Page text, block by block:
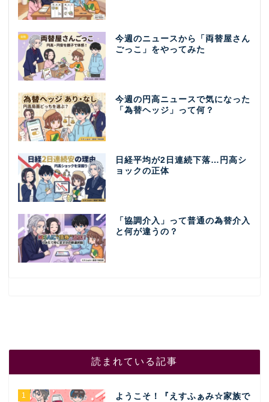
今週のニュースから「両替屋さん
ごっこ」をやってみた
今週の円高ニュースで気になった
「為替ヘッジ」って何？
日経平均が2日連続下落…円高シ
ョックの正体
「協調介入」って普通の為替介入
と何が違うの？
読まれている記事
1
ようこそ！『えすふぁみ☆家族で